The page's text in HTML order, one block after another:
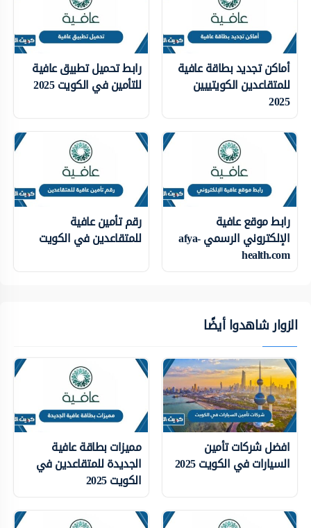
أماكن تجديد بطاقة عافية
للمتقاعدين الكويتييين
2025
رابط تحميل تطبيق عافية
للتأمين في الكويت 2025
رابط موقع عافية
الإلكتروني الرسمي afya-
health.com
رقم تأمين عافية
للمتقاعدين في الكويت
الزوار شاهدوا أيضًا
افضل شركات تأمين
السيارات في الكويت 2025
مميزات بطاقة عافية
الجديدة للمتقاعدين في
الكويت 2025